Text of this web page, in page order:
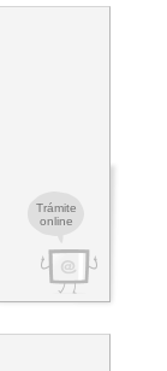
Trámite
online